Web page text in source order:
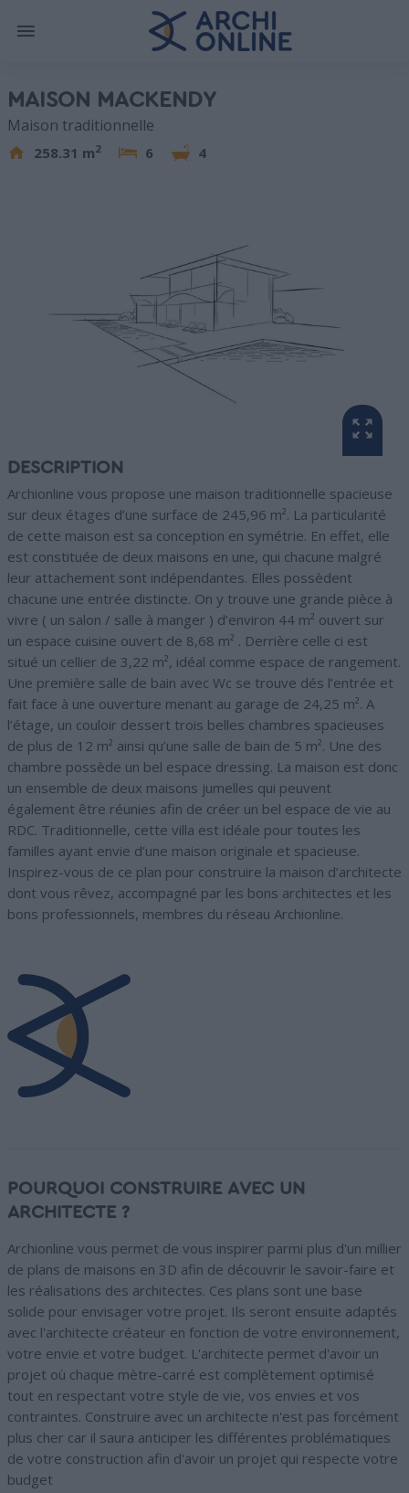
MAISON MACKENDY
Maison traditionnelle
258.31 m2 6 4
DESCRIPTION
Archionline vous propose une maison traditionnelle spacieuse
sur deux étages d’une surface de 245,96 m². La particularité
de cette maison est sa conception en symétrie. En effet, elle
est constituée de deux maisons en une, qui chacune malgré
leur attachement sont indépendantes. Elles possèdent
chacune une entrée distincte. On y trouve une grande pièce à
vivre ( un salon / salle à manger ) d’environ 44 m² ouvert sur
un espace cuisine ouvert de 8,68 m² . Derrière celle ci est
situé un cellier de 3,22 m², idéal comme espace de rangement.
Une première salle de bain avec Wc se trouve dés l’entrée et
fait face à une ouverture menant au garage de 24,25 m². A
l’étage, un couloir dessert trois belles chambres spacieuses
de plus de 12 m² ainsi qu’une salle de bain de 5 m². Une des
chambre possède un bel espace dressing. La maison est donc
un ensemble de deux maisons jumelles qui peuvent
également être réunies afin de créer un bel espace de vie au
RDC. Traditionnelle, cette villa est idéale pour toutes les
familles ayant envie d’une maison originale et spacieuse.
Inspirez-vous de ce plan pour construire la maison d’architecte
dont vous rêvez, accompagné par les bons architectes et les
bons professionnels, membres du réseau Archionline.
POURQUOI CONSTRUIRE AVEC UN
ARCHITECTE ?
Archionline vous permet de vous inspirer parmi plus d'un millier
de plans de maisons en 3D afin de découvrir le savoir-faire et
les réalisations des architectes. Ces plans sont une base
solide pour envisager votre projet. Ils seront ensuite adaptés
avec l'architecte créateur en fonction de votre environnement,
votre envie et votre budget. L'architecte permet d'avoir un
projet où chaque mètre-carré est complètement optimisé
tout en respectant votre style de vie, vos envies et vos
contraintes. Construire avec un architecte n'est pas forcément
plus cher car il saura anticiper les différentes problématiques
de votre construction afin d'avoir un projet qui respecte votre
budget